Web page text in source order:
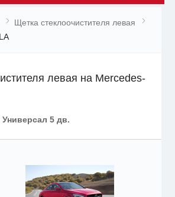
Щетка стеклоочистителя левая
левая на Mercedes-
Универсал 5 дв.